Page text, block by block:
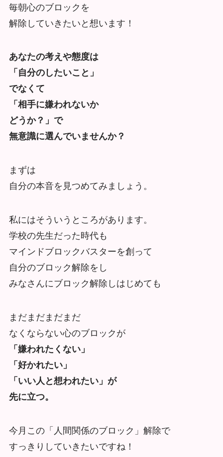
毎朝心のブロックを
解除していきたいと想います！
あなたの考えや態度は
「自分のしたいこと」
でなくて
「相手に嫌われないか
どうか？」で
無意識に選んでいませんか？
まずは
自分の本音を見つめてみましょう。
私にはそういうところがあります。
学校の先生だった時代も
マインドブロックバスターを創って
自分のブロック解除をし
みなさんにブロック解除しはじめても
まだまだまだまだ
なくならない心のブロックが
「嫌われたくない」
「好かれたい」
「いい人と想われたい」が
先に立つ。
今月この「人間関係のブロック」解除で
すっきりしていきたいですね！